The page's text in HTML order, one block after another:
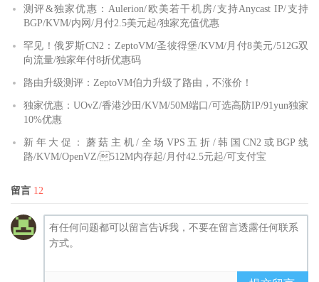
测评&独家优惠：Aulerion/欧美若干机房/支持Anycast IP/支持
BGP/KVM/内网/月付2.5美元起/独家充值优惠
罕见！俄罗斯CN2：ZeptoVM/圣彼得堡/KVM/月付8美元/512G双
向流量/独家年付8折优惠码
路由升级测评：ZeptoVM伯力升级了路由，不涨价！
独家优惠：UOvZ/香港沙田/KVM/50M端口/可选高防IP/91yun独家
10%优惠
新年大促：蘑菇主机/全场VPS五折/韩国CN2或BGP线
路/KVM/OpenVZ/512M内存起/月付42.5元起/可支付宝
留言 12